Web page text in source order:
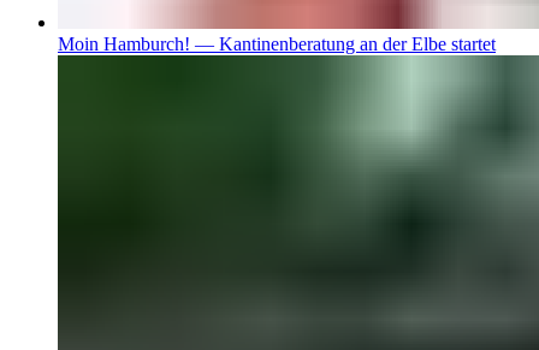
Moin Hamburch! — Kantinenberatung an der Elbe startet